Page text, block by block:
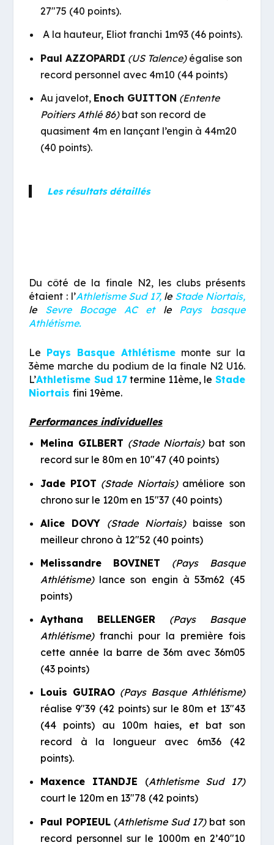
27″75 (40 points).
A la hauteur, Eliot franchi 1m93 (46 points).
Paul AZZOPARDI (US Talence) égalise son
record personnel avec 4m10 (44 points)
Au javelot, Enoch GUITTON (Entente
Poitiers Athlé 86) bat son record de
quasiment 4m en lançant l’engin à 44m20
(40 points).
Les résultats détaillés
Du côté de la finale N2, les clubs présents
étaient : l’Athletisme Sud 17, leStade Niortais,
le Sevre Bocage AC et le Pays basque
Athlétisme.
Le Pays Basque Athlétisme monte sur la
3ème marche du podium de la finale N2 U16.
L’Athletisme Sud 17termine 11ème, le Stade
Niortaisfini 19ème.
Performances individuelles
Melina GILBERT (Stade Niortais)bat son
record sur le 80m en 10″47 (40 points)
Jade PIOT (Stade Niortais)améliore son
chrono sur le 120m en 15″37 (40 points)
Alice DOVY (Stade Niortais)baisse son
meilleur chrono à 12″52 (40 points)
Melissandre BOVINET
(Pays Basque
Athlétisme)lance son engin à 53m62 (45
points)
Aythana BELLENGER
(Pays Basque
Athlétisme) franchi pour la première fois
cette année la barre de 36m avec 36m05
(43 points)
Louis GUIRAO (Pays Basque Athlétisme)
réalise 9″39 (42 points) sur le 80m et 13″43
(44 points) au 100m haies, et bat son
record à la longueur avec 6m36 (42
points).
Maxence ITANDJE (Athletisme Sud 17)
court le 120m en 13″78 (42 points)
Paul POPIEUL(Athletisme Sud 17)bat son
record personnel sur le 1000m en 2’40″10